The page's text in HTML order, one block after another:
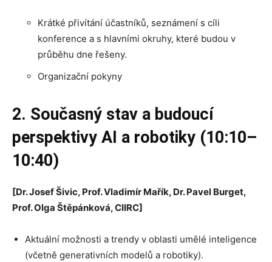
Krátké přivítání účastníků, seznámení s cíli
konference a s hlavními okruhy, které budou v
průběhu dne řešeny.
Organizační pokyny
2. Současný stav a budoucí
perspektivy AI a robotiky (10:10–
10:40)
[Dr. Josef Šivic, Prof. Vladimír Mařík, Dr. Pavel Burget,
Prof. Olga Štěpánková, CIIRC]
Aktuální možnosti a trendy v oblasti umělé inteligence
(včetně generativních modelů a robotiky).